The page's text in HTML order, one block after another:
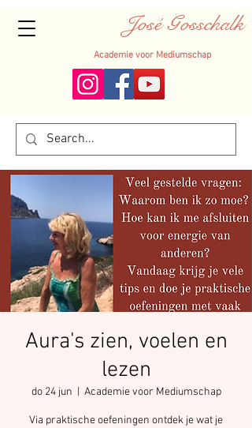
José Gosschalk
Academie voor Mediumschap
Aura's zien, voelen en
lezen
do 24 jun Academie voor Mediumschap
Via praktische oefeningen ontdek je wat je